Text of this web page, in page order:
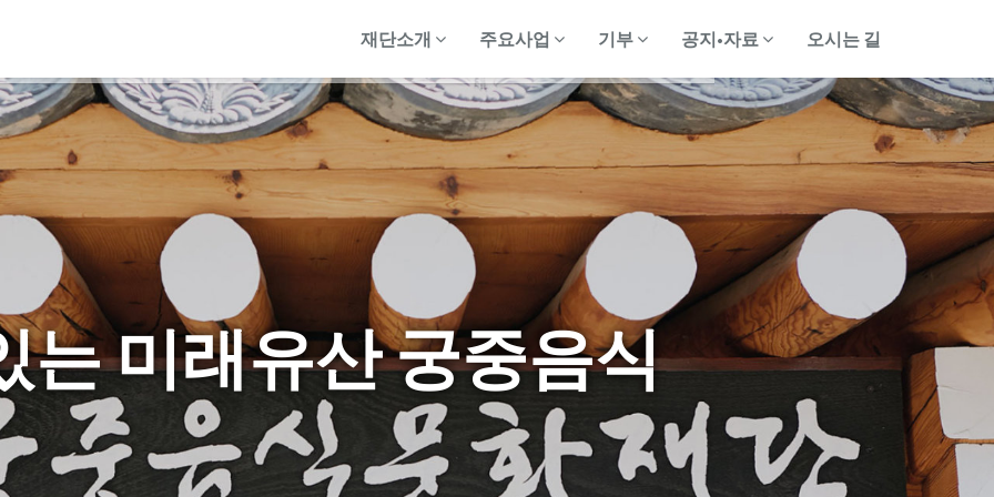
재단소개 주요사업 기부 공지•자료 오시는 길
는 미래유산 궁중음식